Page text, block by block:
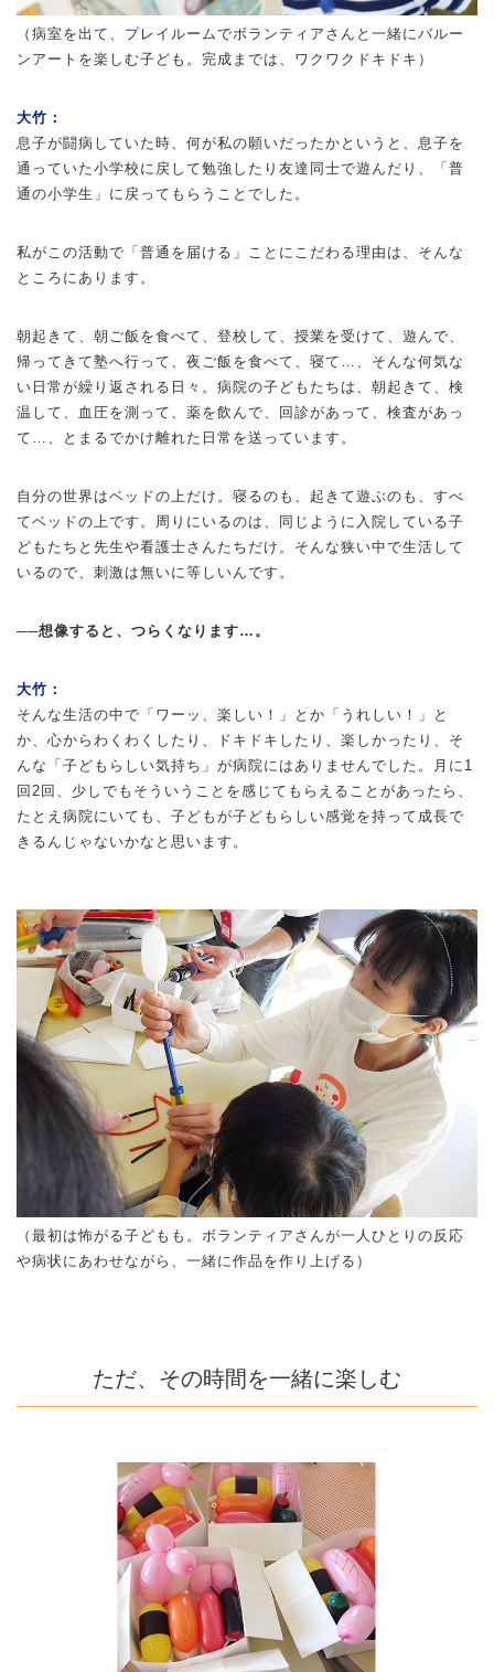
（病室を出て、プレイルームでボランティアさんと一緒にバルー
ンアートを楽しむ子ども。完成までは、ワクワクドキドキ）
大竹：
息子が闘病していた時、何が私の願いだったかというと、息子を
通っていた小学校に戻して勉強したり友達同士で遊んだり、「普
通の小学生」に戻ってもらうことでした。
私がこの活動で「普通を届ける」ことにこだわる理由は、そんな
ところにあります。
朝起きて、朝ご飯を食べて、登校して、授業を受けて、遊んで、
帰ってきて塾へ行って、夜ご飯を食べて、寝て…、そんな何気な
い日常が繰り返される日々。病院の子どもたちは、朝起きて、検
温して、血圧を測って、薬を飲んで、回診があって、検査があっ
て…、とまるでかけ離れた日常を送っています。
自分の世界はベッドの上だけ。寝るのも、起きて遊ぶのも、すべ
てベッドの上です。周りにいるのは、同じように入院している子
どもたちと先生や看護士さんたちだけ。そんな狭い中で生活して
いるので、刺激は無いに等しいんです。
──想像すると、つらくなります…。
大竹：
そんな生活の中で「ワーッ、楽しい！」とか「うれしい！」と
か、心からわくわくしたり、ドキドキしたり、楽しかったり、そ
んな「子どもらしい気持ち」が病院にはありませんでした。月に1
回2回、少しでもそういうことを感じてもらえることがあったら、
たとえ病院にいても、子どもが子どもらしい感覚を持って成長で
きるんじゃないかなと思います。
（最初は怖がる子どもも。ボランティアさんが一人ひとりの反応
や病状にあわせながら、一緒に作品を作り上げる）
ただ、その時間を一緒に楽しむ